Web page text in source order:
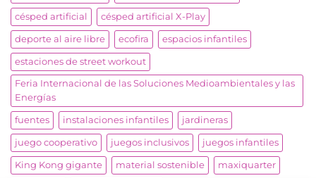
césped artificial césped artificial X-Play
deporte al aire libre ecofira espacios infantiles
estaciones de street workout
Feria Internacional de las Soluciones Medioambientales y las
Energías
fuentes instalaciones infantiles jardineras
juego cooperativo juegos inclusivos juegos infantiles
King Kong gigante material sostenible maxiquarter